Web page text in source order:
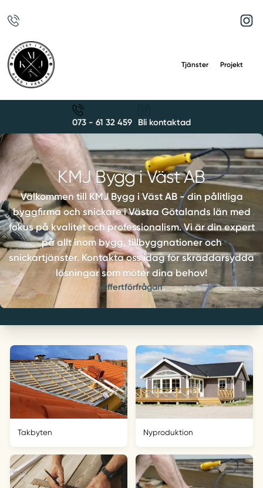
Tjänster Projekt
073 - 61 32 459 Bli kontaktad
KMJ Bygg i Väst AB
Välkommen till KMJ Bygg i Väst AB - din pålitliga
byggfirma och snickare i Västra Götalands län med
fokus på kvalitet och professionalism. Vi är din expert
på allt inom bygg, tillbyggnationer och
snickartjänster. Kontakta oss idag för skräddarsydda
lösningar som möter dina behov!
Offertförfrågan
Takbyten Nyproduktion